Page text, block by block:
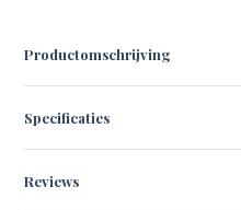
Productomschrijving
Specificaties
Reviews